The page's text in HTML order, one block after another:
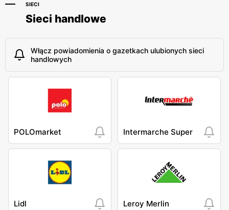
SIECI
Sieci handlowe
Włącz powiadomienia o gazetkach ulubionych sieci
handlowych
POLOmarket Intermarche Super
Lidl Leroy Merlin